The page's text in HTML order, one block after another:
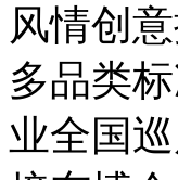
风情创
多品类
业全国